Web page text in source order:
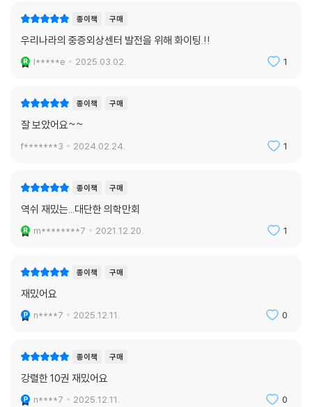
종이책 구매
우리나라의 중증외상센터 발전을 위해 화이팅.!!
l*****e 2025.03.02. 1
종이책 구매
잘 보았어요~~
f*******3 2024.02.24. 1
종이책 구매
역쉬 재밌는...대단한 의학만회
m********7 2021.12.20. 1
종이책 구매
재밌어요
n****7 2025.12.11. 0
종이책 구매
강렬한 10권 재밌어요
n****7 2025.12.11. 0